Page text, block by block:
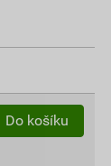
Do košíku